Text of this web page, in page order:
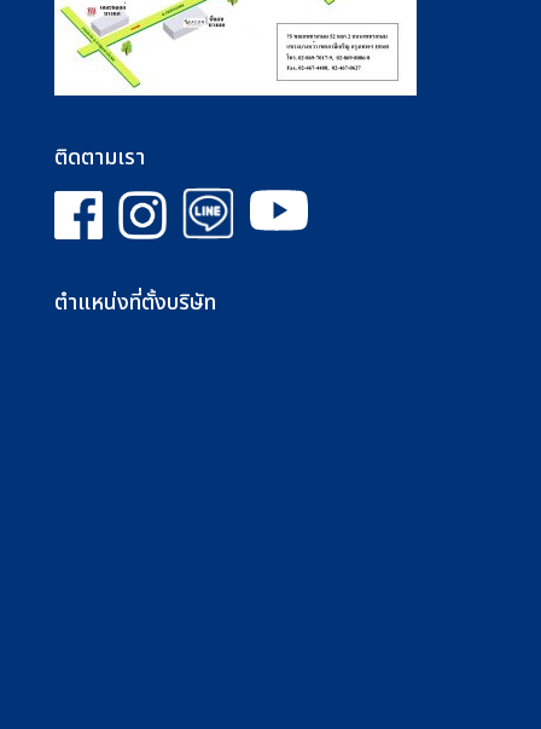
ติดตามเรา
ตำแหน่งที่ตั้งบริษัท